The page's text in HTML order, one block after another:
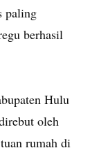
paling
berhasil
Hulu
oleh
rumah di